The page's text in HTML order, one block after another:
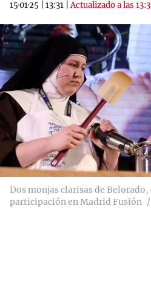
15·01·25
13:31 |Actualizado a las
Dos monjas clarisas de
participación en Madrid Fusión